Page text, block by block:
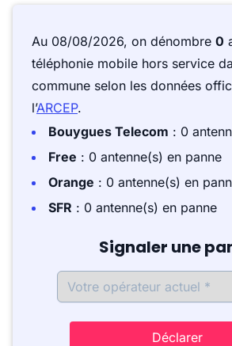
Au 08/08/2026, on dénombre 0
téléphonie mobile hors service
commune selon les données
l’ARCEP.
Bouygues Telecom : 0
Free : 0 antenne(s) en panne
Orange : 0 antenne(s) en
SFR : 0 antenne(s) en panne
Signaler une
Déclarer